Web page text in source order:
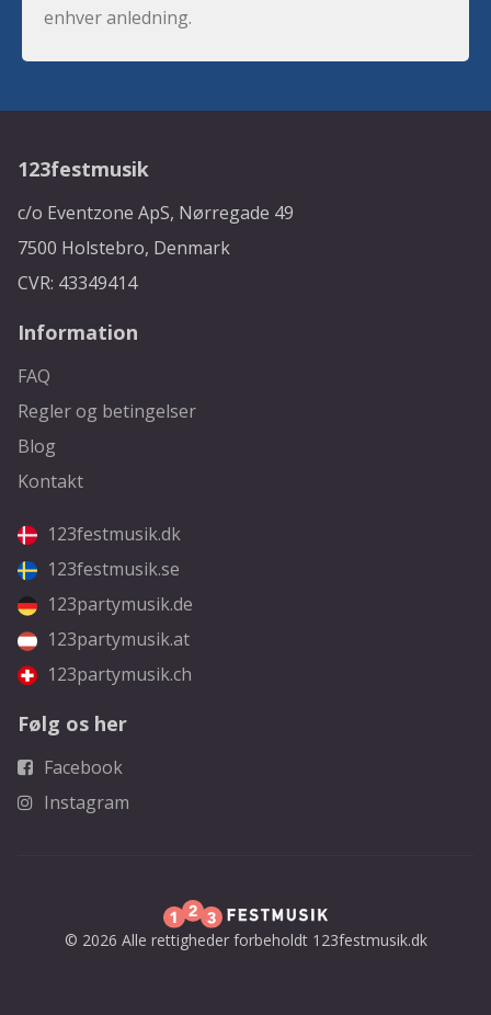
enhver anledning.
123festmusik
c/o Eventzone ApS, Nørregade 49
7500 Holstebro, Denmark
CVR: 43349414
Information
FAQ
Regler og betingelser
Blog
Kontakt
123festmusik.dk
123festmusik.se
123partymusik.de
123partymusik.at
123partymusik.ch
Følg os her
Facebook
Instagram
© 2026 Alle rettigheder forbeholdt 123festmusik.dk